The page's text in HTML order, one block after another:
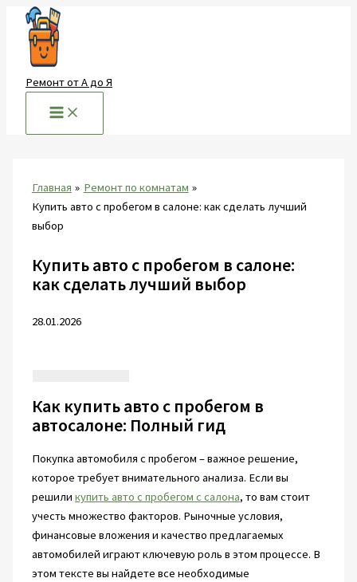
Перейти
содержимому
Ремонт от А до Я
Главная
Ремонт по комнатам
Купить авто с пробегом в салоне: как сделать лучший
выбор
Купить авто с пробегом в салоне:
как сделать лучший выбор
28.01.2026
Как купить авто с пробегом в
автосалоне: Полный гид
Покупка автомобиля с пробегом – важное решение,
которое требует внимательного анализа. Если вы
решили купить авто с пробегом с салона, то вам стоит
учесть множество факторов. Рыночные условия,
финансовые вложения и качество предлагаемых
автомобилей играют ключевую роль в этом процессе. В
этом тексте вы найдете все необходимые